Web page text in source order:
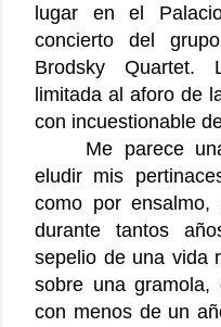
lugar en el
concierto del
Brodsky Quartet.
limitada al aforo de
con incuestionable
Me parece
eludir mis
como por
durante tantos
sepelio de una vida
sobre una gramola,
con menos de un